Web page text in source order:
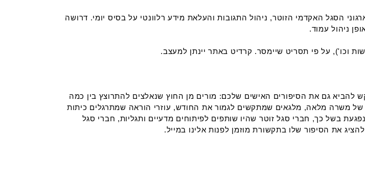
הסגל האקדמי הזוטר, ניהול התגובות והעלאת מידע רלוונטי על בסיס יומי. דרושה
ניהול עמוד.
להביא גם את הסיפורים האישים שלכם: מורים מן החוץ שנאלצים להתרוצץ בין כמה
של משרה מלאה, מלגאים שמתקשים לגמור את החודש, עוזרי הוראה שמתרגלים כיתות
בשל כך, חברי סגל זוטר שהיו שותפים לפיתוחים מדעיים ותגליות, חברי סגל
את הסיפור שלו בתקשורת מוזמן לפנות אלינו במייל.